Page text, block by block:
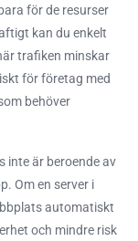
för de resurser
kan du enkelt
trafiken minskar
för företag med
behöver
inte är beroende av
Om en server i
automatiskt
och mindre risk